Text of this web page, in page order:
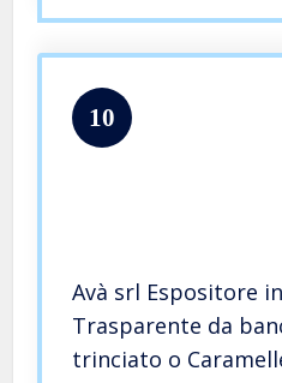
10
Avà srl Espositore
Trasparente da
trinciato o